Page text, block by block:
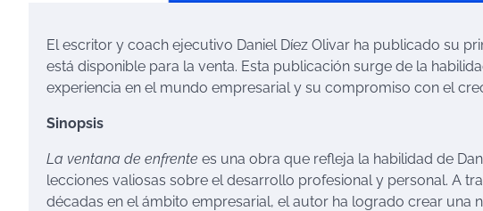
El escritor y coach ejecutivo Daniel Díez Olivar ha publicado su
está disponible para la venta. Esta publicación surge de la
experiencia en el mundo empresarial y su compromiso con el
Sinopsis
La ventana de enfrente es una obra que refleja la habilidad de
lecciones valiosas sobre el desarrollo profesional y personal. A
décadas en el ámbito empresarial, el autor ha logrado crear una